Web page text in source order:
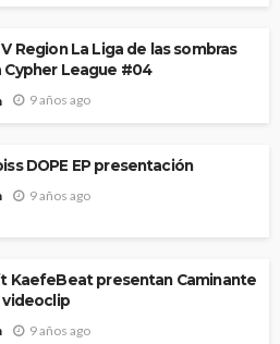
Region La Liga de las sombras
Cypher League #04
9 años ago
DOPE EP presentación
9 años ago
KaefeBeat presentan Caminante
videoclip
9 años ago